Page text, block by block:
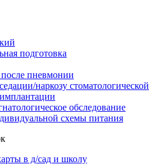
подготовка
пневмонии
наркозу стоматологической
обследование
схемы питания
в д/сад и школу